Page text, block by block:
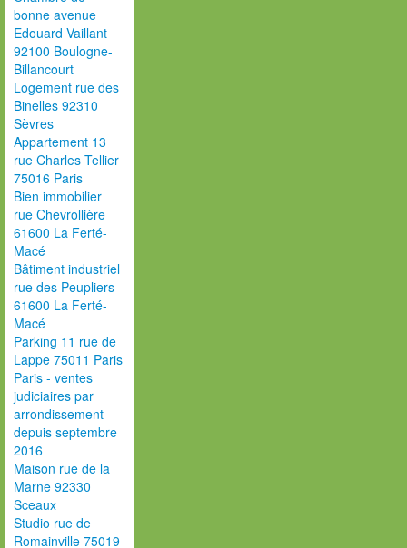
bonne avenue
Edouard Vaillant
92100 Boulogne-
Billancourt
Logement rue des
Binelles 92310
Sèvres
Appartement 13
rue Charles Tellier
75016 Paris
Bien immobilier
rue Chevrollière
61600 La Ferté-
Macé
Bâtiment industriel
rue des Peupliers
61600 La Ferté-
Macé
Parking 11 rue de
Lappe 75011 Paris
Paris - ventes
judiciaires par
arrondissement
depuis septembre
2016
Maison rue de la
Marne 92330
Sceaux
Studio rue de
Romainville 75019